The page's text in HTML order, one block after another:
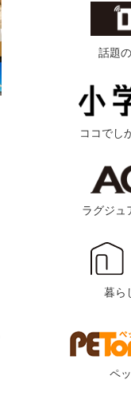
Recommended by
話題
ココでし
ラグジュ
暮ら
ペ